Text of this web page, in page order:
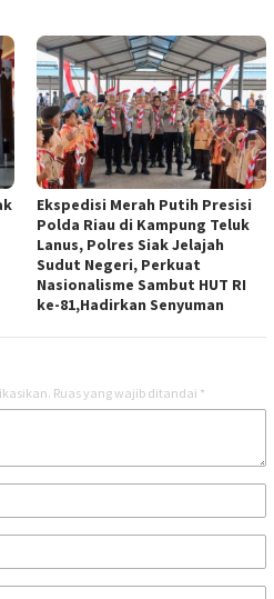
Ekspedisi Merah Putih Presisi
Polda Riau di Kampung Teluk
Lanus, Polres Siak Jelajah
Sudut Negeri, Perkuat
Nasionalisme Sambut HUT RI
ke-81,Hadirkan Senyuman
Ruas yang wajib ditandai *